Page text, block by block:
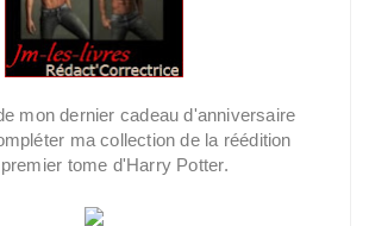
mon dernier cadeau d'anniversaire
ma collection de la réédition
tome d'Harry Potter.